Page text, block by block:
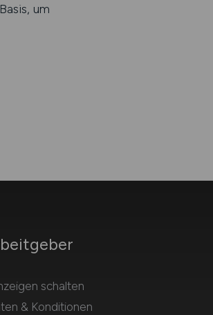
um
schalten
& Konditionen